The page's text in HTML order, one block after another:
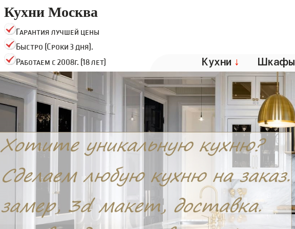
Кухни Москва
Гарантия лучшей цены
Быстро (Сроки 3 дня).
Работаем с 2008г. (18 лет)
Кухни ↓ Шкафы